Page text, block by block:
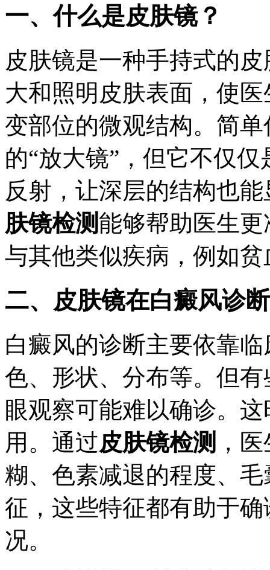
一、什么是皮肤镜？
皮肤镜是一种手持式的
大和照明皮肤表面，使
变部位的微观结构。简
的“放大镜”，但它不仅
反射，让深层的结构也
肤镜检测能够帮助医生
与其他类似疾病，例如
二、皮肤镜在白癜风诊
白癜风的诊断主要依靠
色、形状、分布等。但
眼观察可能难以确诊。
用。通过皮肤镜检测 ，
糊、色素减退的程度、
征，这些特征都有助于
况。